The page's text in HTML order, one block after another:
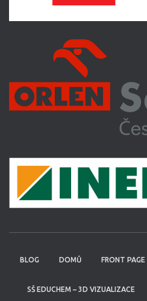
BLOG DOMŮ FRONT PAGE
SŠ EDUCHEM – 3D VIZUALIZACE